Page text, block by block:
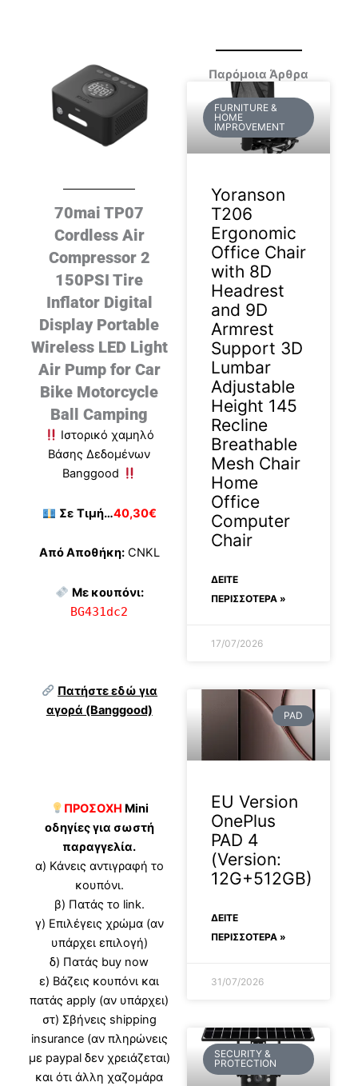
70mai TP07
Cordless Air
Compressor 2
150PSI Tire
Inflator Digital
Display Portable
Wireless LED Light
Air Pump for Car
Bike Motorcycle
Ball Camping
Ιστορικό χαμηλό
Βάσης Δεδομένων
Banggood
Σε Τιμή…40,30€
Από Αποθήκη:CNKL
Με κουπόνι:
BG431dc2
Πατήστε εδώ για
αγορά (Banggood)
ΠΡΟΣΟΧΗ Mini
οδηγίες για σωστή
παραγγελία.
α) Κάνεις αντιγραφή το
κουπόνι.
β) Πατάς το link.
γ) Επιλέγεις χρώμα (αν
υπάρχει επιλογή)
δ) Πατάς buy now
ε) Βάζεις κουπόνι και
πατάς apply (αν υπάρχει)
στ) Σβήνεις shipping
insurance (αν πληρώνεις
με paypal δεν χρειάζεται)
και ότι άλλη χαζομάρα
Παρόμοια Άρθρα
FURNITURE &
HOME
IMPROVEMENT
Yoranson
T206
Ergonomic
Office Chair
with 8D
Headrest
and 9D
Armrest
Support 3D
Lumbar
Adjustable
Height 145
Recline
Breathable
Mesh Chair
Home
Office
Computer
Chair
ΔΕΊΤΕ
ΠΕΡΙΣΣΟΤΕΡΑ »
17/07/2026
PAD
EU Version
OnePlus
PAD 4
(Version:
12G+512GB)
ΔΕΊΤΕ
ΠΕΡΙΣΣΟΤΕΡΑ »
31/07/2026
SECURITY &
PROTECTION